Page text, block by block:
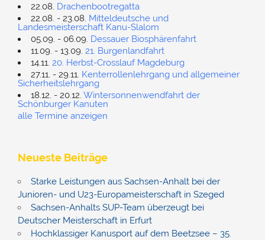
22.08. Drachenbootregatta
22.08. - 23.08. Mitteldeutsche und
Landesmeisterschaft Kanu-Slalom
05.09. - 06.09. Dessauer Biosphärenfahrt
11.09. - 13.09. 21. Burgenlandfahrt
14.11. 20. Herbst-Crosslauf Magdeburg
27.11. - 29.11. Kenterrollenlehrgang und allgemeiner
Sicherheitslehrgang
18.12. - 20.12. Wintersonnenwendfahrt der
Schönburger Kanuten
alle Termine anzeigen
Neueste Beiträge
Starke Leistungen aus Sachsen-Anhalt bei der
Junioren- und U23-Europameisterschaft in Szeged
Sachsen-Anhalts SUP-Team überzeugt bei
Deutscher Meisterschaft in Erfurt
Hochklassiger Kanusport auf dem Beetzsee – 35.